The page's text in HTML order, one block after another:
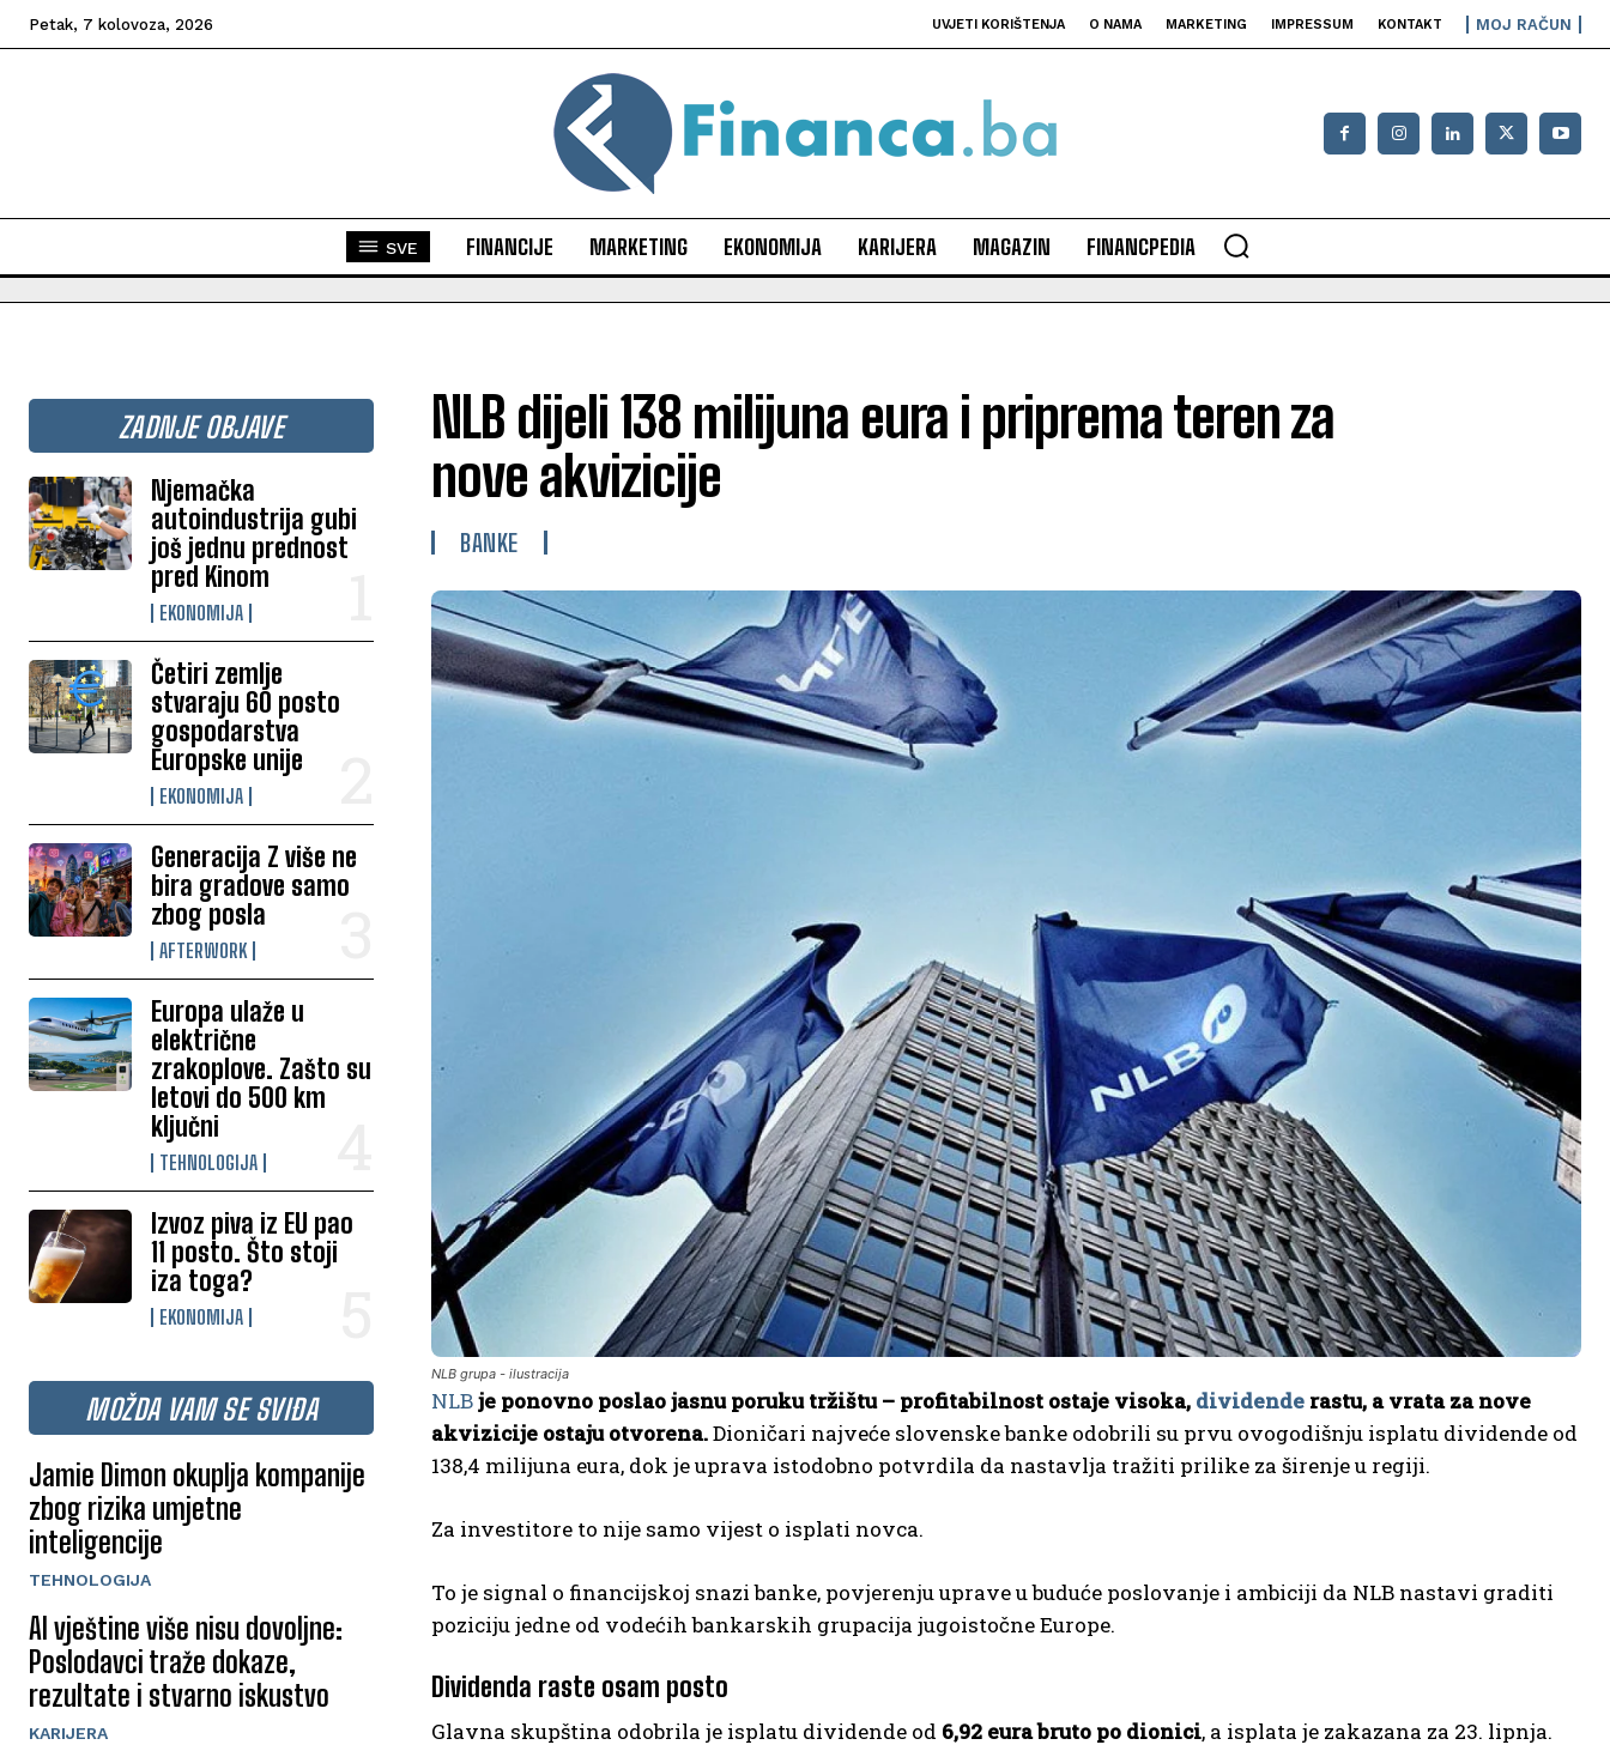
Petak, 7 kolovoza, 2026 UVJETI KORIŠTENJA O NAMA MARKETING IMPRESSUM KONTAKT MOJ RAČUN
SVE FINANCIJE MARKETING EKONOMIJA KARIJERA MAGAZIN FINANCPEDIA
ZADNJE OBJAVE
Njemačka
autoindustrija gubi
još jednu prednost
pred Kinom
EKONOMIJA
Četiri zemlje
stvaraju 60 posto
gospodarstva
Europske unije
EKONOMIJA
Generacija Z više ne
bira gradove samo
zbog posla
AFTERWORK
Europa ulaže u
električne
zrakoplove. Zašto su
letovi do 500 km
ključni
TEHNOLOGIJA
Izvoz piva iz EU pao
11 posto. Što stoji
iza toga?
EKONOMIJA
MOŽDA VAM SE SVIĐA
Jamie Dimon okuplja kompanije
zbog rizika umjetne
inteligencije
TEHNOLOGIJA
AI vještine više nisu dovoljne:
Poslodavci traže dokaze,
rezultate i stvarno iskustvo
KARIJERA
NLB dijeli 138 milijuna eura i priprema teren za
nove akvizicije
BANKE
NLB grupa - ilustracija
NLBje ponovno poslao jasnu poruku tržištu – profitabilnost ostaje visoka, dividende rastu, a vrata za nove
akvizicije ostaju otvorena.Dioničari najveće slovenske banke odobrili su prvu ovogodišnju isplatu dividende od
138,4 milijuna eura, dok je uprava istodobno potvrdila da nastavlja tražiti prilike za širenje u regiji.
Za investitore to nije samo vijest o isplati novca.
To je signal o financijskoj snazi banke, povjerenju uprave u buduće poslovanje i ambiciji da NLB nastavi graditi
poziciju jedne od vodećih bankarskih grupacija jugoistočne Europe.
Dividenda raste osam posto
Glavna skupština odobrila je isplatu dividende od 6,92 eura bruto po dionici, a isplata je zakazana za 23. lipnja.